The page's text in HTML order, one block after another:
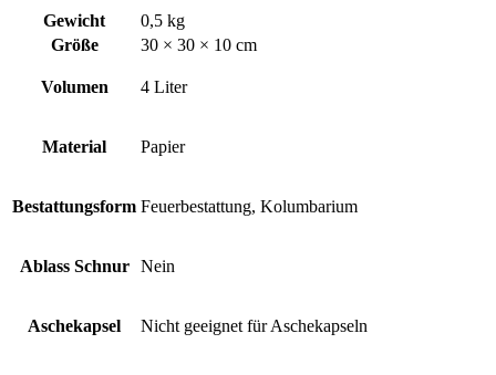
Gewicht
0,5 kg
Größe
30 × 30 × 10 cm
Volumen 4 Liter
Material Papier
Bestattungsform Feuerbestattung, Kolumbarium
Ablass Schnur Nein
Aschekapsel Nicht geeignet für Aschekapseln